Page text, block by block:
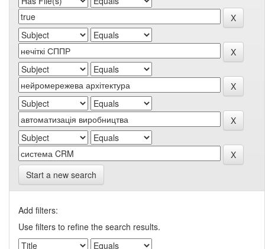
Start a new search
Add filters:
Use filters to refine the search results.